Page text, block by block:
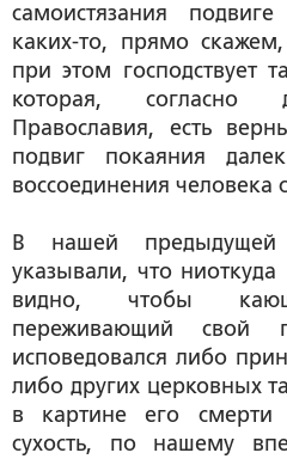
самоистязания
каких-то, прямо
при этом господствует
которая, согласно
Православия, есть
подвиг покаяния
воссоединения человека
В нашей
указывали, что
видно, чтобы
переживающий свой
исповедовался либо
либо других церковных
в картине его смерти
сухость, по нашему